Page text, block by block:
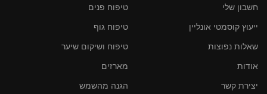
חשבון שלי
ייעוץ קוסמטי אונליין
שאלות נפוצות
אודות
יצירת קשר
טיפוח פנים
טיפוח גוף
טיפוח ושיקום שיער
מארזים
הגנה מהשמש